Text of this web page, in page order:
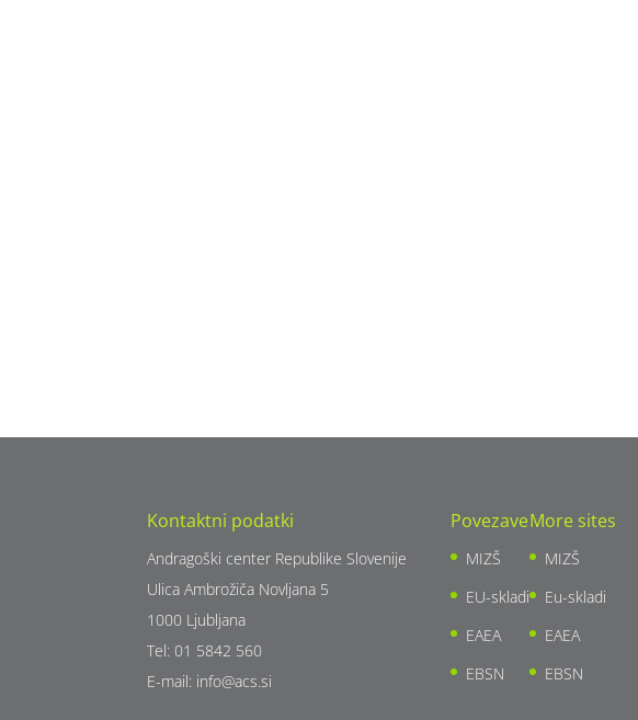
Kontaktni podatki
Andragoški center Republike Slovenije
Ulica Ambrožiča Novljana 5
1000 Ljubljana
Tel: 01 5842 560
E-mail: info@acs.si
Povezave
MIZŠ
EU-skladi
EAEA
EBSN
More sites
MIZŠ
Eu-skladi
EAEA
EBSN